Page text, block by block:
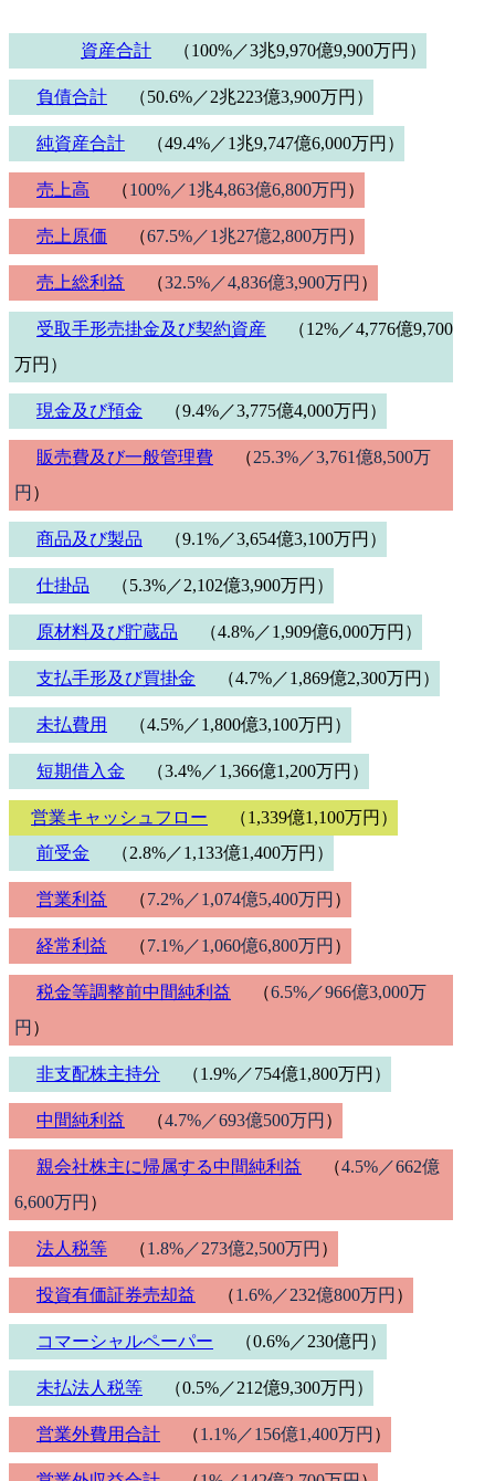
資産合計 （100%／3兆9,970億9,900万円）
負債合計 （50.6%／2兆223億3,900万円）
純資産合計 （49.4%／1兆9,747億6,000万円）
売上高 （100%／1兆4,863億6,800万円 ）
売上原価 （67.5%／1兆27億2,800万円 ）
売上総利益 （32.5%／4,836億3,900万円 ）
受取手形売掛金及び契約資産
（12%／4,776億9,700
万円）
現金及び預金 （9.4%／3,775億4,000万円）
販売費及び一般管理費 （25.3%／3,761億8,500万
円 ）
商品及び製品 （9.1%／3,654億3,100万円）
仕掛品 （5.3%／2,102億3,900万円）
原材料及び貯蔵品 （4.8%／1,909億6,000万円）
支払手形及び買掛金 （4.7%／1,869億2,300万円）
未払費用 （4.5%／1,800億3,100万円）
短期借入金 （3.4%／1,366億1,200万円）
営業キャッシュフロー
（1,339億1,100万円）
前受金
（2.8%／1,133億1,400万円）
営業利益 （7.2%／1,074億5,400万円 ）
経常利益 （7.1%／1,060億6,800万円 ）
税金等調整前中間純利益 （6.5%／966億3,000万
円 ）
非支配株主持分 （1.9%／754億1,800万円）
中間純利益 （4.7%／693億500万円 ）
親会社株主に帰属する中間純利益 （4.5%／662億
6,600万円 ）
法人税等 （1.8%／273億2,500万円 ）
投資有価証券売却益 （1.6%／232億800万円 ）
コマーシャルペーパー （0.6%／230億円）
未払法人税等 （0.5%／212億9,300万円）
営業外費用合計 （1.1%／156億1,400万円 ）